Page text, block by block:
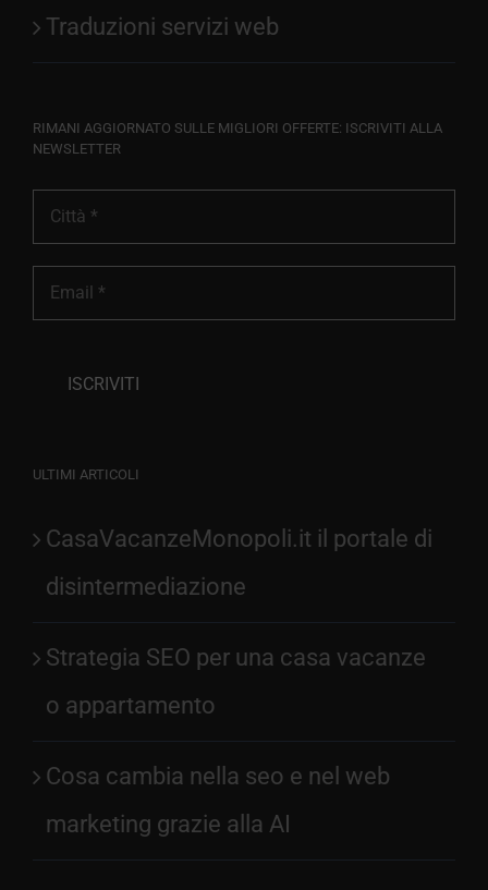
Traduzioni servizi web
RIMANI AGGIORNATO SULLE MIGLIORI OFFERTE: ISCRIVITI ALLA
NEWSLETTER
ULTIMI ARTICOLI
CasaVacanzeMonopoli.it il portale di
disintermediazione
Strategia SEO per una casa vacanze
o appartamento
Cosa cambia nella seo e nel web
marketing grazie alla AI